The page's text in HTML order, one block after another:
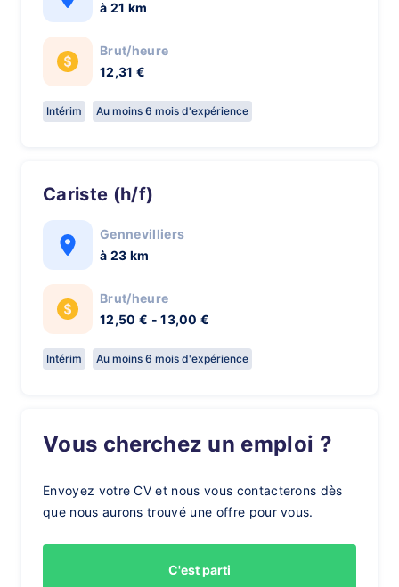
à 21 km
Brut/heure
12,31 €
Intérim Au moins 6 mois d'expérience
Cariste (h/f)
Gennevilliers
à 23 km
Brut/heure
12,50 € - 13,00 €
Intérim Au moins 6 mois d'expérience
Vous cherchez un emploi ?
Envoyez votre CV et nous vous contacterons dès
que nous aurons trouvé une offre pour vous.
C'est parti